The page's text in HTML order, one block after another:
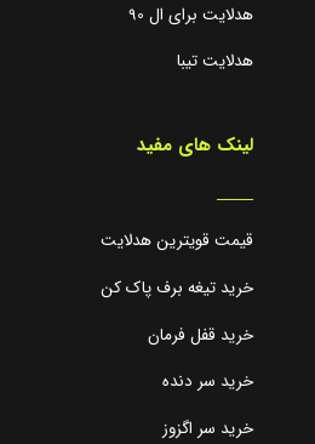
هدلایت برای ال 90
هدلایت تیبا
لینک های مفید
_____
قیمت قویترین هدلایت
خرید تیغه برف پاک کن
خرید قفل فرمان
خرید سر دنده
خرید سر اگزوز